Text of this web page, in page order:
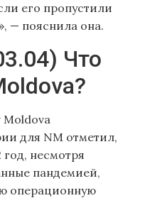
его пропустили
— пояснила она.
Что
Moldova
для NM отметил,
год, несмотря
пандемией,
операционную